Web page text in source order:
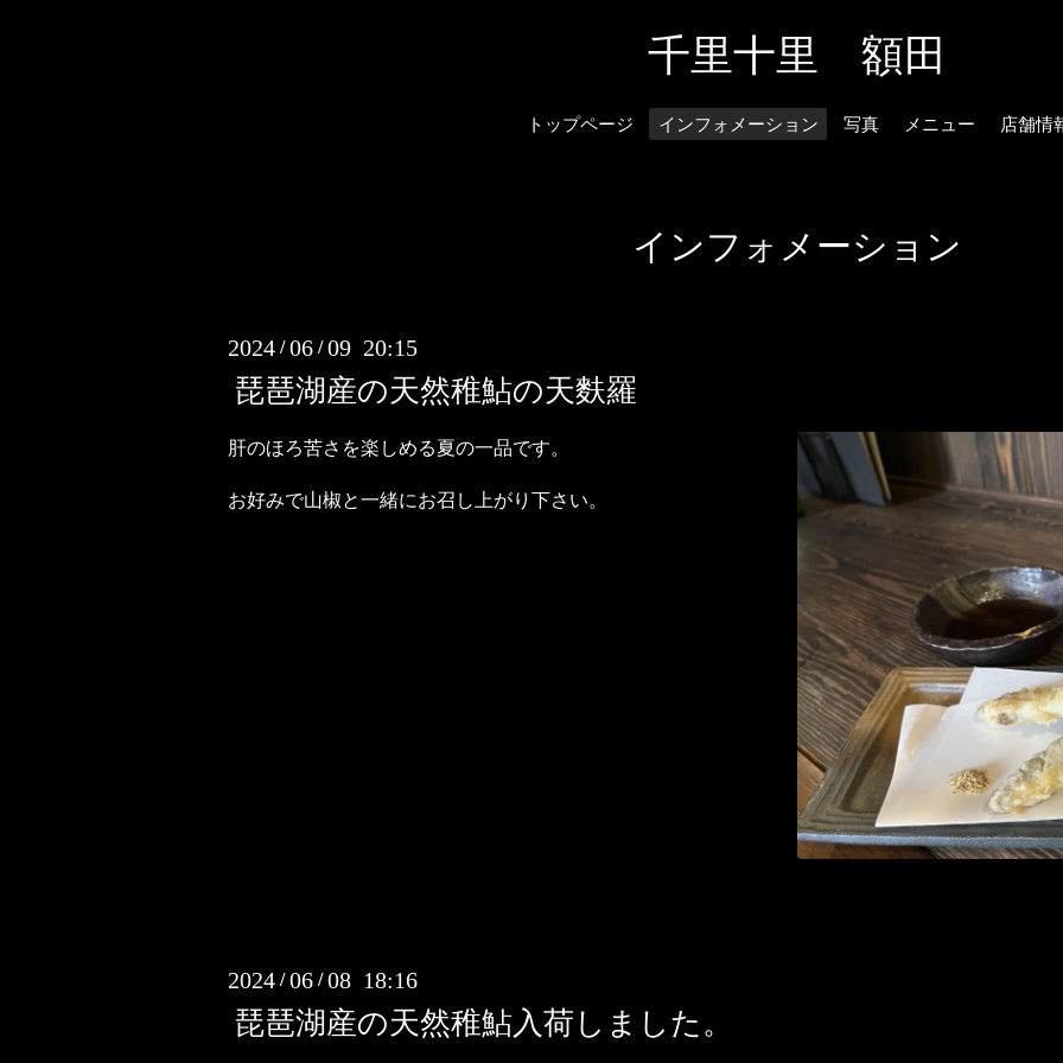
千里十里 額田
トップページ インフォメーション 写真 メニュー 店舗情
インフォメーション
2024 /06 /09 20:15
琵琶湖産の天然稚鮎の天麩羅
肝のほろ苦さを楽しめる夏の一品です。
お好みで山椒と一緒にお召し上がり下さい。
2024 /06 /08 18:16
琵琶湖産の天然稚鮎入荷しました。